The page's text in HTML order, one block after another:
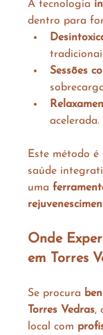
A tecnologia
dentro para
Sessões
acelerada.
Este método
saúde
uma
Onde
em Torres
Se procura
Torres Vedras,
local com